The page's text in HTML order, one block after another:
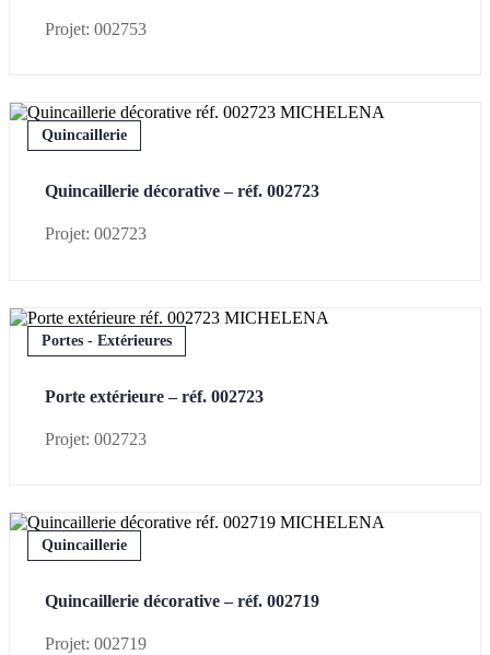
Projet: 002753
Quincaillerie
Quincaillerie décorative – réf. 002723
Projet: 002723
Portes - Extérieures
Porte extérieure – réf. 002723
Projet: 002723
Quincaillerie
Quincaillerie décorative – réf. 002719
Projet: 002719